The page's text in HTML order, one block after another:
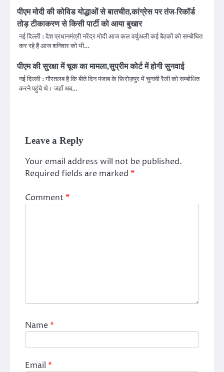
पीएम मोदी की कोविड योद्धाओं से बातचीत,कांग्रेस पर तंज-रिकॉर्ड
तोड़ टीकाकरण से किसी पार्टी को आया बुखार
नई दिल्ली : देश प्रधानमंत्री नरेंद्र मोदी आज कल वर्चुअली कई बैठकों को सम्बोधित
कर रहे हैं आज शनिवार को भी…
पीएम की सुरक्षा में चूक का मामला,सुप्रीम कोर्ट में होगी सुनवाई
नई दिल्ली : गौरतलब है कि बीते दिन पंजाब के फ़िरोज़पुर में चुनावी रैली को सम्बोधित
करने पहुंचे थे। जहाँ अब…
Leave a Reply
Your email address will not be published.
Required fields are marked *
Comment*
Name*
Email *